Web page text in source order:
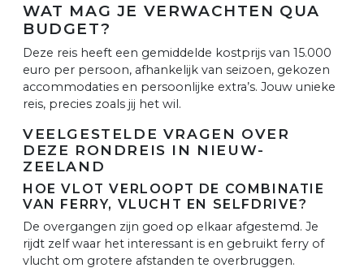
WAT MAG JE VERWACHTEN QUA
BUDGET?
Deze reis heeft een gemiddelde kostprijs van 15.000
euro per persoon, afhankelijk van seizoen, gekozen
accommodaties en persoonlijke extra’s. Jouw unieke
reis, precies zoals jij het wil.
VEELGESTELDE VRAGEN OVER
DEZE RONDREIS IN NIEUW-
ZEELAND
HOE VLOT VERLOOPT DE COMBINATIE
VAN FERRY, VLUCHT EN SELFDRIVE?
De overgangen zijn goed op elkaar afgestemd. Je
rijdt zelf waar het interessant is en gebruikt ferry of
vlucht om grotere afstanden te overbruggen.